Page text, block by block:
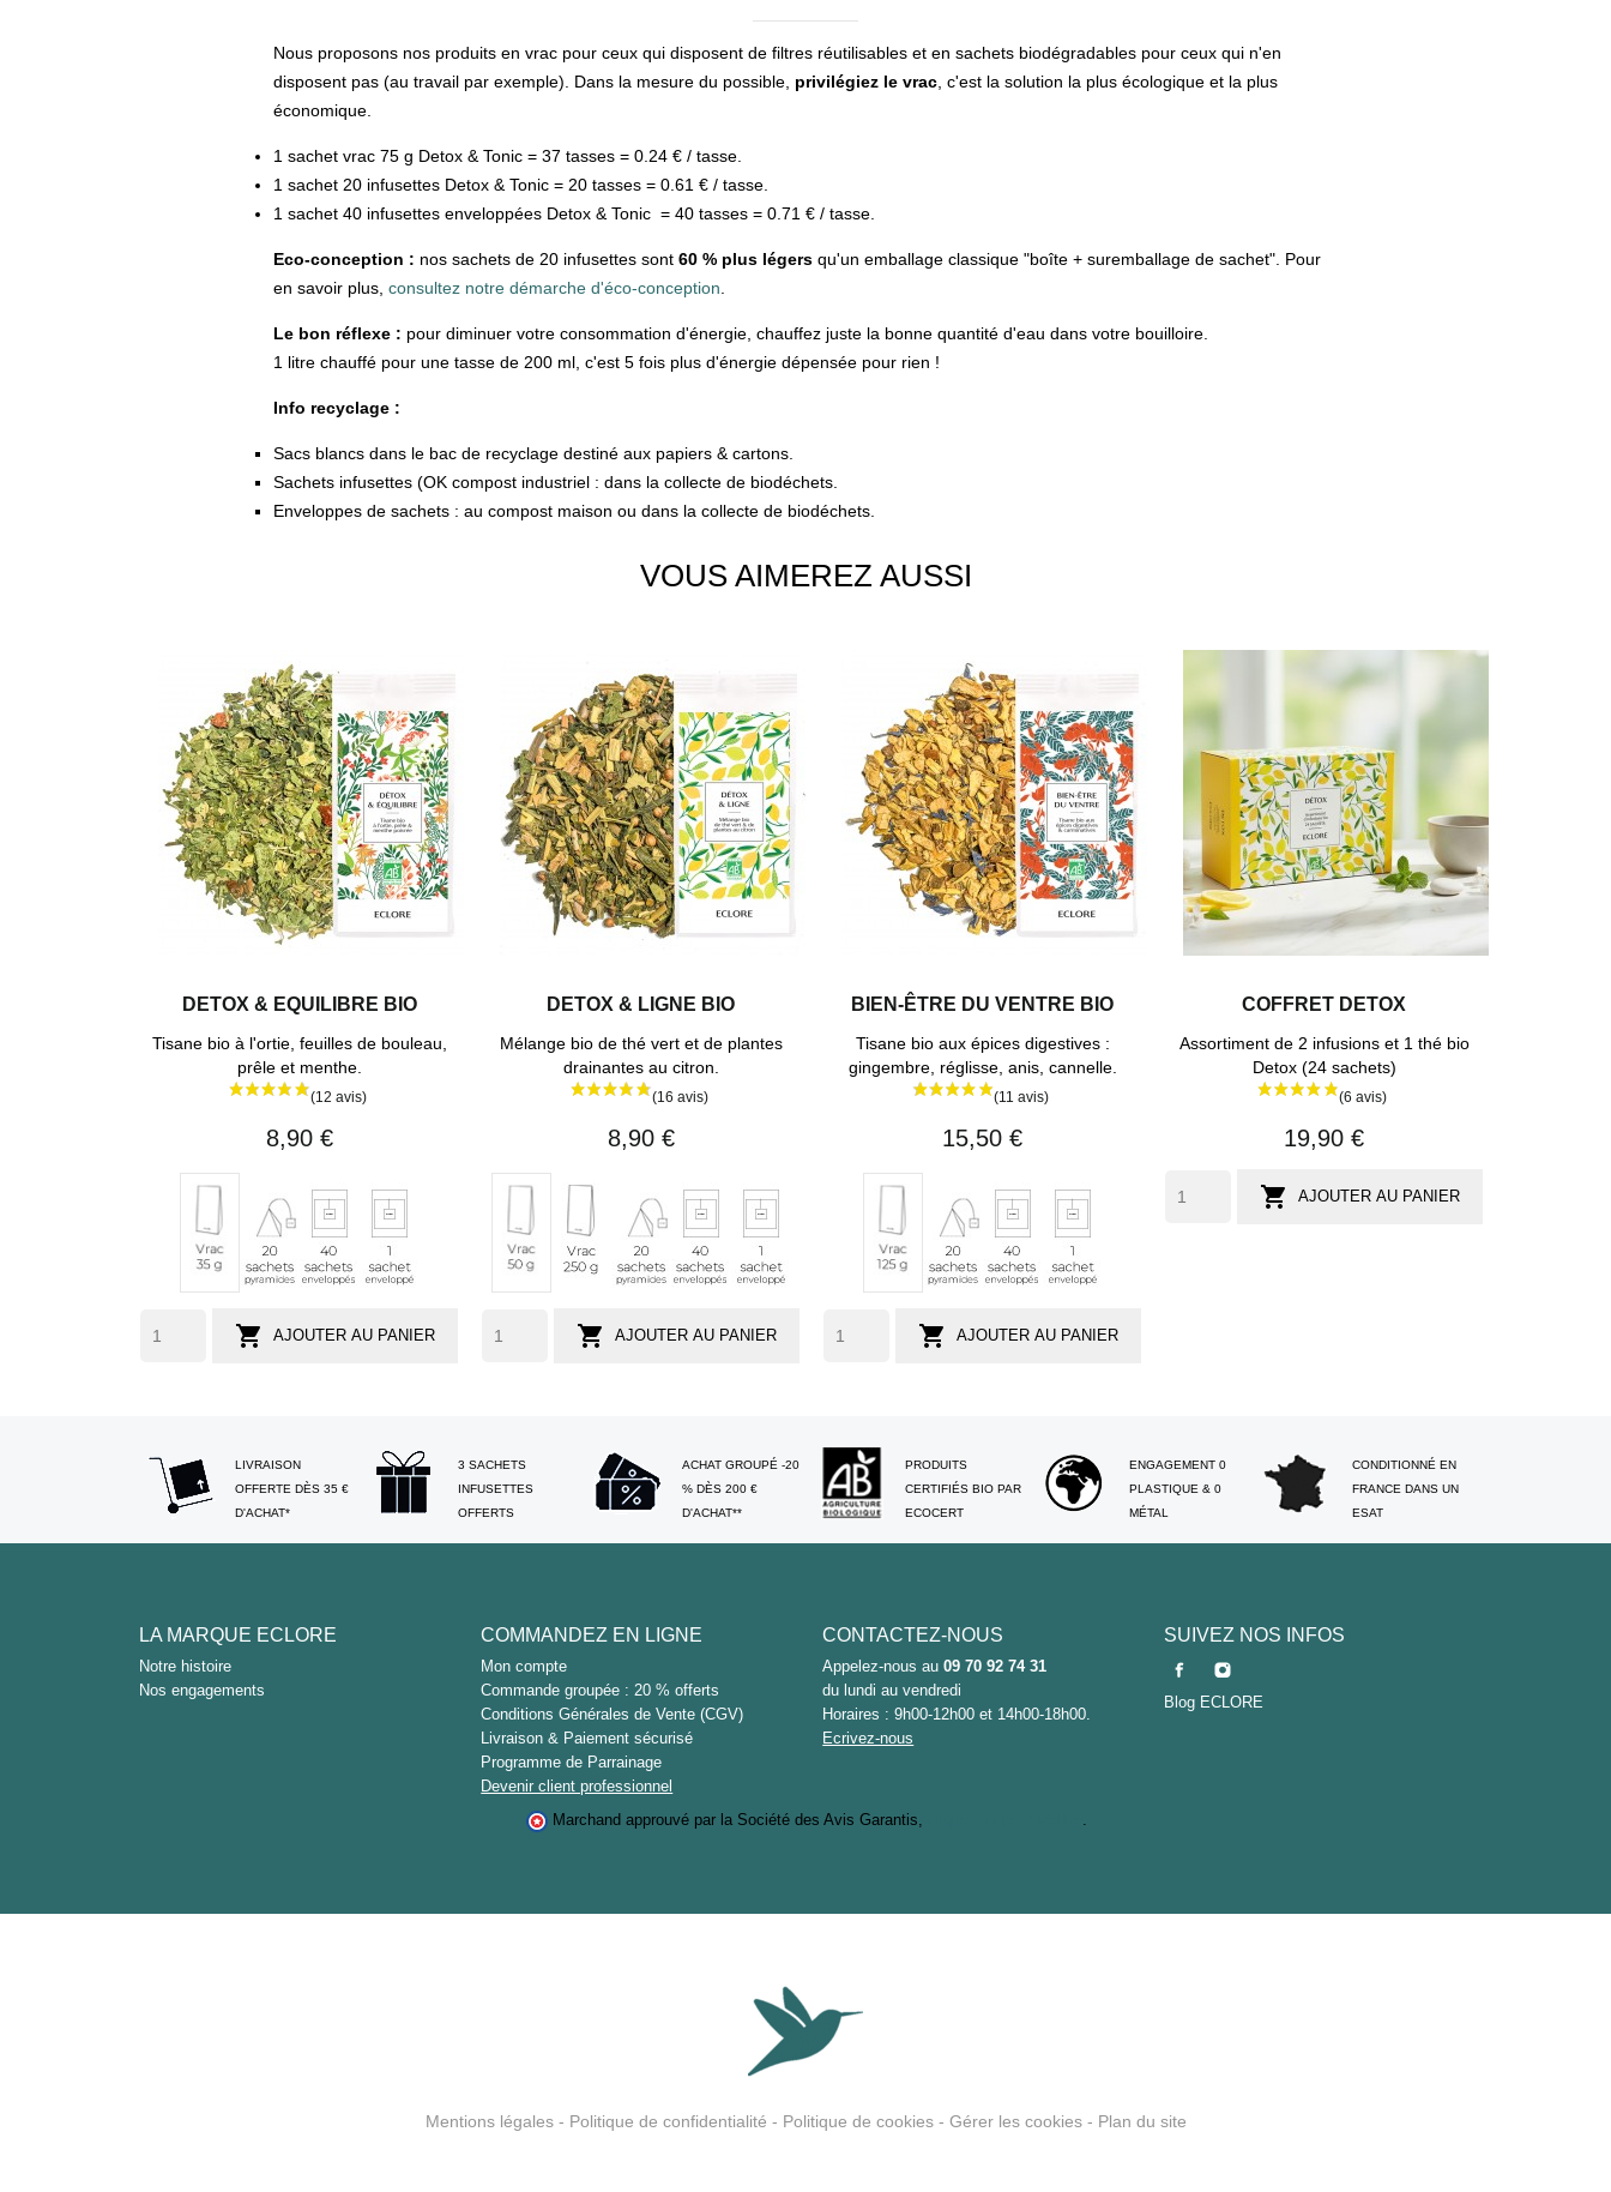
Nous proposons nos produits en vrac pour ceux qui disposent de filtres réutilisables et en sachets biodégradables pour ceux qui n'en
disposent pas (au travail par exemple). Dans la mesure du possible, privilégiez le vrac , c'est la solution la plus écologique et la plus
économique.
1 sachet vrac 75 g Detox & Tonic = 37 tasses = 0.24 € / tasse.
1 sachet 20 infusettes Detox & Tonic = 20 tasses = 0.61 € / tasse.
1 sachet 40 infusettes enveloppées Detox & Tonic = 40 tasses = 0.71 € / tasse.
Eco-conception : nos sachets de 20 infusettes sont 60 % plus légers qu'un emballage classique "boîte + suremballage de sachet". Pour
en savoir plus, consultez notre démarche d'éco-conception
Le bon réflexe : pour diminuer votre consommation d'énergie, chauffez juste la bonne quantité d'eau dans votre bouilloire.
1 litre chauffé pour une tasse de 200 ml, c'est 5 fois plus d'énergie dépensée pour rien !
Info recyclage :
Sacs blancs dans le bac de recyclage destiné aux papiers & cartons.
Sachets infusettes (OK compost industriel : dans la collecte de biodéchets.
Enveloppes de sachets : au compost maison ou dans la collecte de biodéchets.
VOUS AIMEREZ AUSSI
DETOX & EQUILIBRE BIO
Tisane bio à l'ortie, feuilles de bouleau,
prêle et menthe.
8,90 €
Vrac
g
tasses)
sachets
pyramides
40
sachets
enveloppés
1
sachet
individuel
 AJOUTER AU PANIER
DETOX & LIGNE BIO
Mélange bio de thé vert et de plantes
drainantes au citron.
8,90 €
Vrac
g
Vrac
250
g
sachets
pyramides
40
sachets
enveloppés
1
sachet
individuel
 AJOUTER AU PANIER
BIEN-ÊTRE DU VENTRE BIO
Tisane bio aux épices digestives :
gingembre, réglisse, anis, cannelle.
15,50 €
Vrac
g
tasses)
sachets
pyramides
40
sachets
enveloppés
1
sachet
individuel
 AJOUTER AU PANIER
COFFRET DETOX
Assortiment de 2 infusions et 1 thé bio
Detox (24 sachets)
19,90 €
 AJOUTER AU PANIER
LIVRAISON
OFFERTE DÈS 35 €
D'ACHAT*
3 SACHETS
INFUSETTES
OFFERTS
ACHAT GROUPÉ -20
% DÈS 200 €
D'ACHAT**
PRODUITS
CERTIFIÉS BIO PAR
ECOCERT
ENGAGEMENT 0
PLASTIQUE & 0
MÉTAL
CONDITIONNÉ EN
FRANCE DANS UN
ESAT
LA MARQUE ECLORE
Notre histoire
Nos engagements
COMMANDEZ EN LIGNE
Mon compte
Commande groupée : 20 % offerts
Conditions Générales de Vente (CGV)
Livraison & Paiement sécurisé
Programme de Parrainage
Devenir client professionnel
CONTACTEZ-NOUS
Appelez-nous au09 70 92 74 31
du lundi au vendredi
Horaires : 9h00-12h00 et 14h00-18h00.
Ecrivez-nous
SUIVEZ NOS INFOS
Blog ECLORE
Marchand approuvé par la Société des Avis Garantis, .
Mentions légales- Politique de confidentialité - Politique de cookies- Gérer les cookies- Plan du site